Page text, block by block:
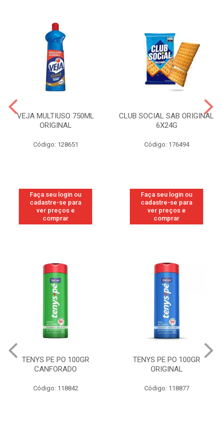
VEJA MULTIUSO 750ML
ORIGINAL
Código: 128651
Faça seu login ou
cadastre-se para
ver preços e
comprar
CLUB SOCIAL SAB ORIGINAL
6X24G
Código: 176494
Faça seu login ou
cadastre-se para
ver preços e
comprar
TENYS PE PO 100GR
CANFORADO
Código: 118842
TENYS PE PO 100GR
ORIGINAL
Código: 118877